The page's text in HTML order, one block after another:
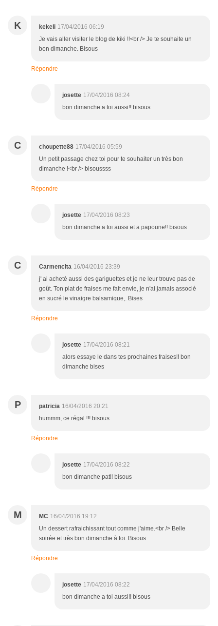
K kekeli 17/04/2016 06:19
Je vais aller visiter le blog de kiki !!<br /> Je te souhaite un
bon dimanche. Bisous
Répondre
josette 17/04/2016 08:24
bon dimanche a toi aussi!! bisous
C choupette88 17/04/2016 05:59
Un petit passage chez toi pour te souhaiter un très bon
dimanche !<br /> bisoussss
Répondre
josette 17/04/2016 08:23
bon dimanche a toi aussi et a papoune!! bisous
C Carmencita 16/04/2016 23:39
j' ai acheté aussi des gariguettes et je ne leur trouve pas de
goût. Ton plat de fraises me fait envie, je n'ai jamais associé
en sucré le vinaigre balsamique,. Bises
Répondre
josette 17/04/2016 08:21
alors essaye le dans tes prochaines fraises!! bon
dimanche bises
P patricia 16/04/2016 20:21
hummm, ce régal !!! bisous
Répondre
josette 17/04/2016 08:22
bon dimanche pat!! bisous
M MC 16/04/2016 19:12
Un dessert rafraichissant tout comme j'aime.<br /> Belle
soirée et très bon dimanche à toi. Bisous
Répondre
josette 17/04/2016 08:22
bon dimanche a toi aussi!! bisous